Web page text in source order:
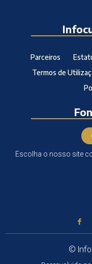
Parceiros
Termos de
Escolha o nosso site
©